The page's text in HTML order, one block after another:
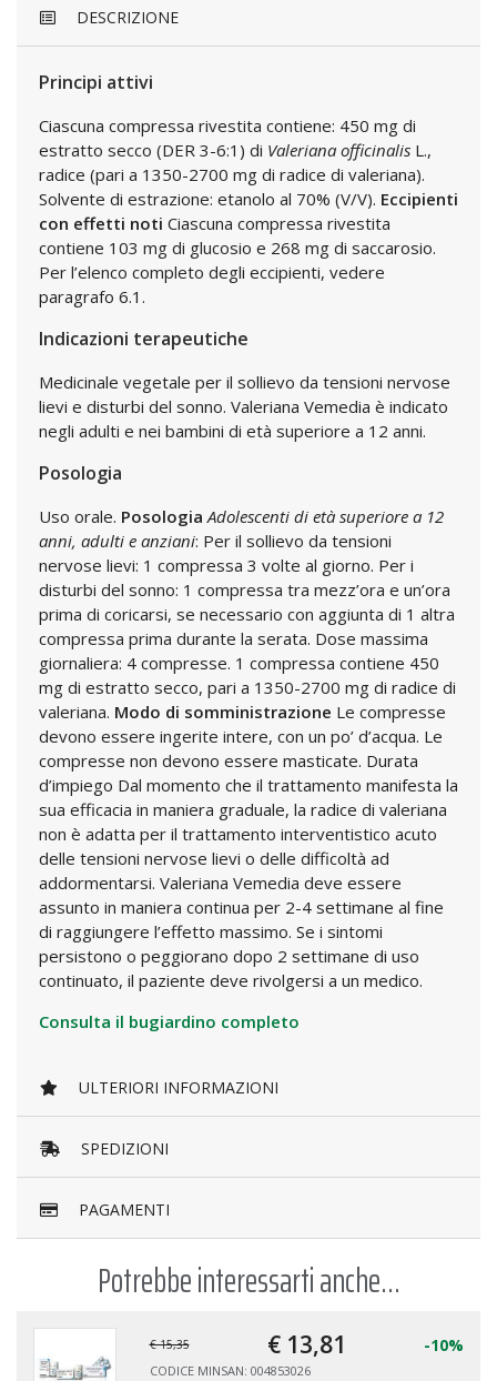
DESCRIZIONE
Principi attivi
Ciascuna compressa rivestita contiene: 450 mg di
estratto secco (DER 3-6:1) di Valeriana officinalis L.,
radice (pari a 1350-2700 mg di radice di valeriana).
Solvente di estrazione: etanolo al 70% (V/V). Eccipienti
con effetti noti Ciascuna compressa rivestita
contiene 103 mg di glucosio e 268 mg di saccarosio.
Per l’elenco completo degli eccipienti, vedere
paragrafo 6.1.
Indicazioni terapeutiche
Medicinale vegetale per il sollievo da tensioni nervose
lievi e disturbi del sonno. Valeriana Vemedia è indicato
negli adulti e nei bambini di età superiore a 12 anni.
Posologia
Uso orale. PosologiaAdolescenti di età superiore a 12
anni, adulti e anziani: Per il sollievo da tensioni
nervose lievi: 1 compressa 3 volte al giorno. Per i
disturbi del sonno: 1 compressa tra mezz’ora e un’ora
prima di coricarsi, se necessario con aggiunta di 1 altra
compressa prima durante la serata. Dose massima
giornaliera: 4 compresse. 1 compressa contiene 450
mg di estratto secco, pari a 1350-2700 mg di radice di
valeriana. Modo di somministrazione Le compresse
devono essere ingerite intere, con un po’ d’acqua. Le
compresse non devono essere masticate. Durata
d’impiego Dal momento che il trattamento manifesta la
sua efficacia in maniera graduale, la radice di valeriana
non è adatta per il trattamento interventistico acuto
delle tensioni nervose lievi o delle difficoltà ad
addormentarsi. Valeriana Vemedia deve essere
assunto in maniera continua per 2-4 settimane al fine
di raggiungere l’effetto massimo. Se i sintomi
persistono o peggiorano dopo 2 settimane di uso
continuato, il paziente deve rivolgersi a un medico.
Consulta il bugiardino completo
ULTERIORI INFORMAZIONI
SPEDIZIONI
PAGAMENTI
Potrebbe interessarti anche...
€ 15,35 € 13,81 -10%
CODICE MINSAN: 004853026